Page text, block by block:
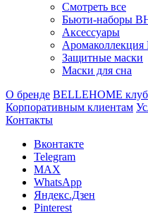
Смотреть все
Бьюти-наборы
Аксессуары
Аромаколлекция
Защитные маски
Маски для сна
О бренде BELLEHOME клуб
Корпоративным клиентам
Контакты
Вконтакте
Telegram
MAX
WhatsApp
Яндекс.Дзен
Pinterest